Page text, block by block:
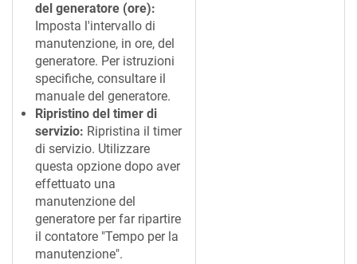
del generatore (ore):
Imposta l'intervallo di
manutenzione, in ore, del
generatore. Per istruzioni
specifiche, consultare il
manuale del generatore.
Ripristino del timer di
servizio: Ripristina il timer
di servizio. Utilizzare
questa opzione dopo aver
effettuato una
manutenzione del
generatore per far ripartire
il contatore "Tempo per la
manutenzione".